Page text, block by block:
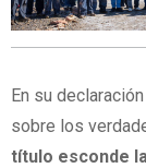
En su
sobre los
título esconde